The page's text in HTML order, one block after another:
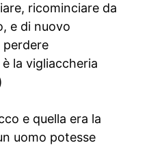
ricominciare da
e di nuovo
perdere
la vigliaccheria
e quella era la
uomo potesse